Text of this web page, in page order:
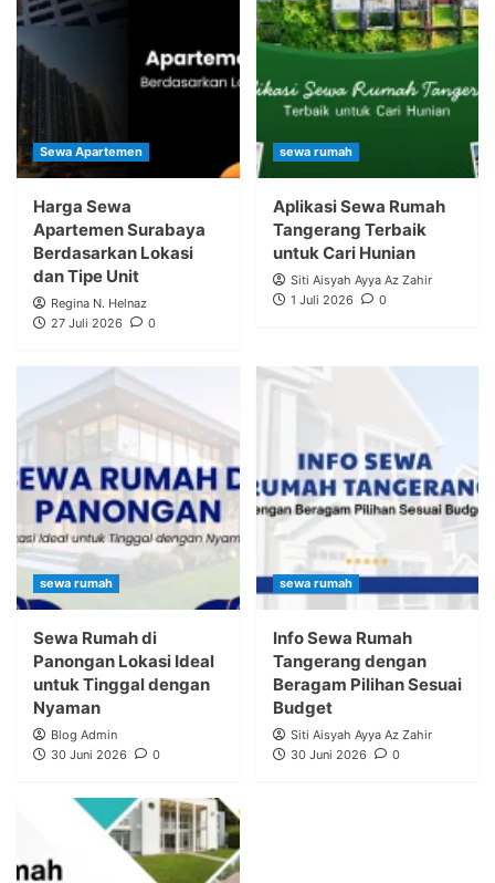
Sewa Apartemen
Harga Sewa
Apartemen Surabaya
Berdasarkan Lokasi
dan Tipe Unit
Regina N. Helnaz
27 Juli 2026
0
sewa rumah
Aplikasi Sewa Rumah
Tangerang Terbaik
untuk Cari Hunian
Siti Aisyah Ayya Az Zahir
1 Juli 2026
0
sewa rumah
Sewa Rumah di
Panongan Lokasi Ideal
untuk Tinggal dengan
Nyaman
Blog Admin
30 Juni 2026
0
sewa rumah
Info Sewa Rumah
Tangerang dengan
Beragam Pilihan Sesuai
Budget
Siti Aisyah Ayya Az Zahir
30 Juni 2026
0